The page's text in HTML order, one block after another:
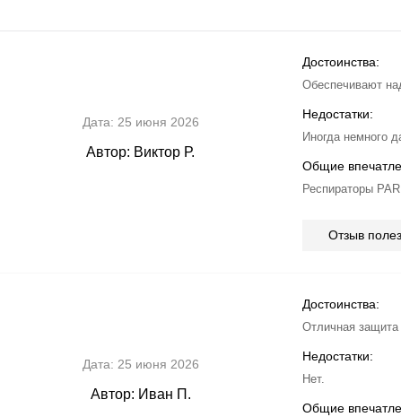
Дата: 25 июня 2026
Автор: Виктор Р.
Достоинства:
Обеспечивают
Недостатки:
Иногда немного
Общие
Респираторы
Отзыв
Дата: 25 июня 2026
Автор: Иван П.
Достоинства:
Отличная защита
Недостатки:
Нет.
Общие